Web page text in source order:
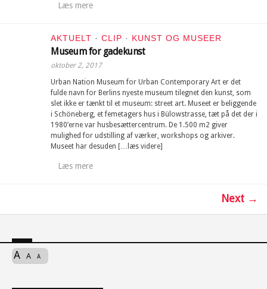
Læs mere
AKTUELT · CLIP · KUNST OG MUSEER
Museum for gadekunst
oktober 2, 2017
Urban Nation Museum for Urban Contemporary Art er det
fulde navn for Berlins nyeste museum tilegnet den kunst, som
slet ikke er tænkt til et museum: street art. Museet er beliggende
i Schöneberg, et femetagers hus i Bülowstrasse, tæt på det der i
1980’erne var husbesættercentrum. De 1.500 m2 giver
mulighed for udstilling af værker, workshops og arkiver.
Museet har desuden […læs videre]
Læs mere
Next →
A A A